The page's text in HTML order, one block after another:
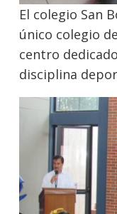
El colegio San
único colegio
centro
disciplina